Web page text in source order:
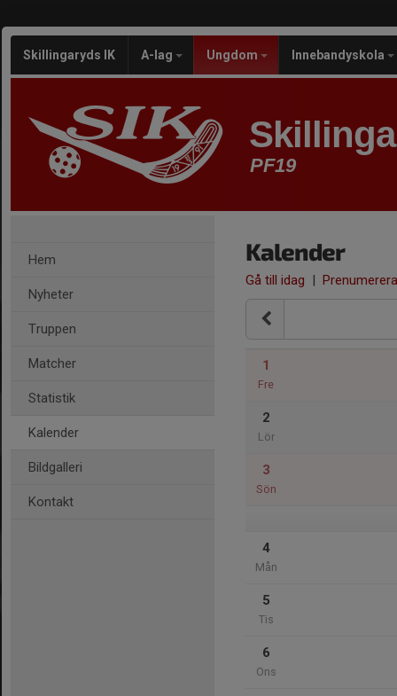
Skillingaryds IK A-lag Ungdom Innebandyskola
PF19
Hem
Nyheter
Truppen
Matcher
Statistik
Kalender
Bildgalleri
Kontakt
Kalender
Gå till idag | Prenumerera
1
Fre
2
Lör
3
Sön
4
Mån
5
Tis
6
Ons